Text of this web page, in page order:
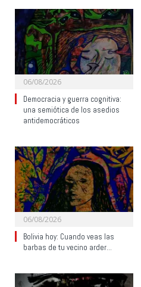
06/08/2026
Democracia y guerra cognitiva:
una semiótica de los asedios
antidemocráticos
06/08/2026
Bolivia hoy: Cuando veas las
barbas de tu vecino arder…